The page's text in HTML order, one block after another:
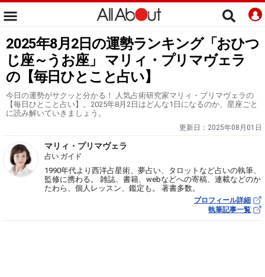
2025年8月2日の運勢ランキング「おひつ
じ座～うお座」 マリィ・プリマヴェラ
の【毎日ひとこと占い】
今日の運勢がサクッと分かる！ 人気占術研究家マリィ・プリマヴェラの
【毎日ひとこと占い】。2025年8月2日はどんな1日になるのか、星座ごと
に読み解いていきましょう。
更新日： 2025年08月01日
マリィ・プリマヴェラ
占い ガイド
1990年代より西洋占星術、夢占い、タロットなど占いの執筆、
監修に携わる。 雑誌、書籍、webなどへの寄稿、連載などのか
たわら、個人レッスン、鑑定も。 著書多数。
プロフィール詳細
執筆記事一覧